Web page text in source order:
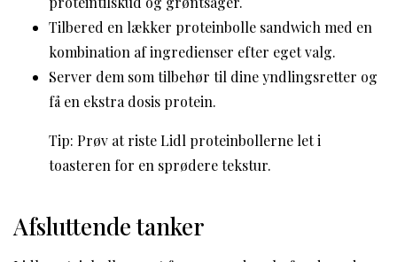
Tilbered en lækker proteinbolle sandwich med en
kombination af ingredienser efter eget valg.
Server dem som tilbehør til dine yndlingsretter og
få en ekstra dosis protein.
Tip: Prøv at riste Lidl proteinbollerne let i
toasteren for en sprødere tekstur.
Afsluttende tanker